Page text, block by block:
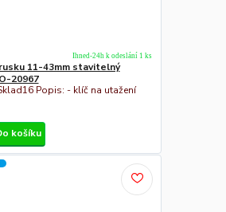
11-43mm stavitelný
20967
Popis: - klíč na utažení
Ihned-24h k odeslání 1 ks
košíku